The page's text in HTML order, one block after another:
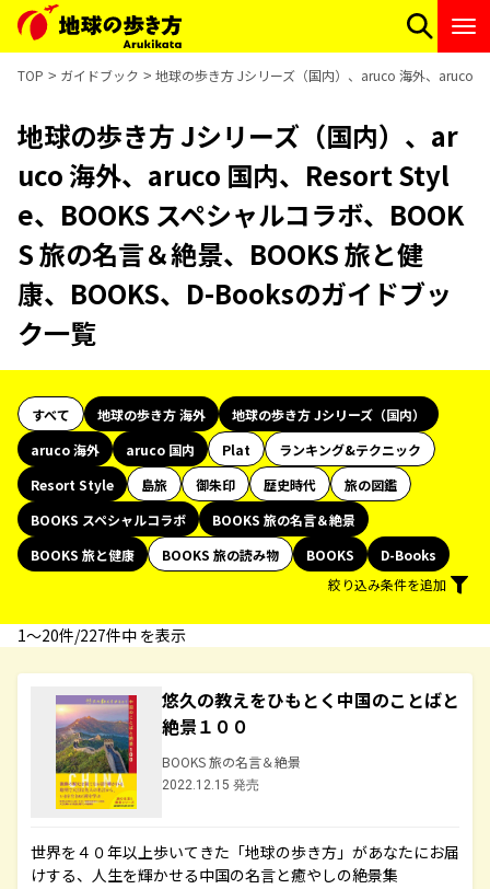
TOP ガイドブック 地球の歩き方 Jシリーズ（国内）、aruco 海外、aruco
地球の歩き方 Jシリーズ（国内）、ar
uco 海外、aruco 国内、Resort Styl
e、BOOKS スペシャルコラボ、BOOK
S 旅の名言＆絶景、BOOKS 旅と健
康、BOOKS、D-Booksのガイドブッ
ク一覧
すべて 地球の歩き方 海外
地球の歩き方 Jシリーズ（国内）
aruco 海外
aruco 国内 Plat
ランキング&テクニック
Resort Style
島旅 御朱印 歴史時代
旅の図鑑
BOOKS スペシャルコラボ
BOOKS 旅の名言＆絶景
BOOKS 旅と健康
BOOKS 旅の読み物 BOOKS
D-Books
絞り込み条件を追加
1〜20件/227件中 を表示
悠久の教えをひもとく中国のことばと
絶景１００
BOOKS 旅の名言＆絶景
2022.12.15 発売
世界を４０年以上歩いてきた「地球の歩き方」があなたにお届
けする、人生を輝かせる中国の名言と癒やしの絶景集